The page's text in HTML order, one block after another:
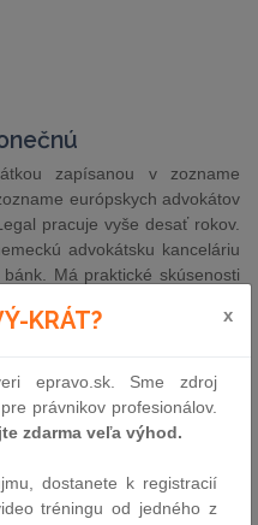
zapísanou v zozname
európskych advokátov
pracuje vyše desať rokov.
advokátsku kanceláriu
Má praktické skúsenosti
Mičinskeho
prostredníctvom AK
svojej advokátskej praxe sa
KRÁT? x
epravo.sk. Sme zdroj
právnikov profesionálov.
zdarma veľa výhod.
dostanete k registracií
tréningu od jedného z